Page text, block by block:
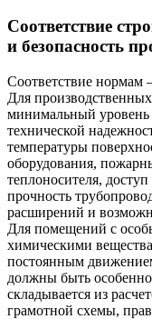
Соответствие
и безопасность
Соответствие нормам
Для
минимальный уровень
технической
температуры
оборудования,
теплоносителя,
прочность
расширений и
Для помещений с
химическими
постоянным
должны быть
складывается из
грамотной схемы,